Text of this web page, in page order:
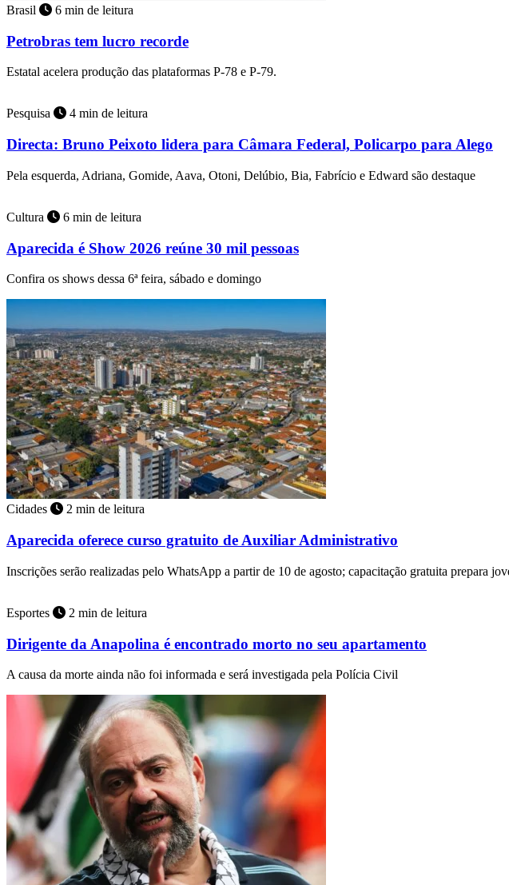
Brasil 6 min de leitura
Petrobras tem lucro recorde
Estatal acelera produção das plataformas P-78 e P-79.
Pesquisa 4 min de leitura
Directa: Bruno Peixoto lidera para Câmara Federal, Policarpo para Alego
Pela esquerda, Adriana, Gomide, Aava, Otoni, Delúbio, Bia, Fabrício e Edward são destaque
Cultura 6 min de leitura
Aparecida é Show 2026 reúne 30 mil pessoas
Confira os shows dessa 6ª feira, sábado e domingo
Cidades 2 min de leitura
Aparecida oferece curso gratuito de Auxiliar Administrativo
Inscrições serão realizadas pelo WhatsApp a partir de 10 de agosto; capacitação gratuita prepara
Esportes 2 min de leitura
Dirigente da Anapolina é encontrado morto no seu apartamento
A causa da morte ainda não foi informada e será investigada pela Polícia Civil